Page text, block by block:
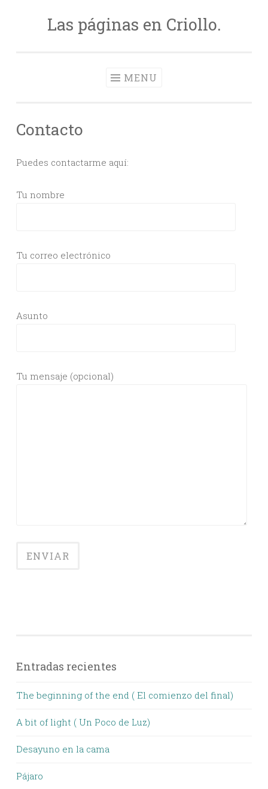
Las páginas en Criollo.
MENU
Contacto
Puedes contactarme aquí:
Tu nombre
Tu correo electrónico
Asunto
Tu mensaje (opcional)
Entradas recientes
The beginning of the end ( El comienzo del final)
A bit of light ( Un Poco de Luz)
Desayuno en la cama
Pájaro